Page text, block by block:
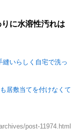
に水溶性汚れは
いらしく自宅で洗っ
居敷当てを付けなくて
post-11974.html